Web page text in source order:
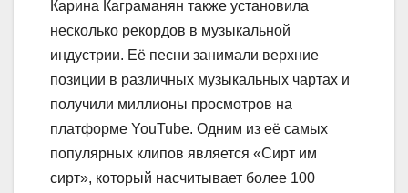
Карина Каграманян также установила
несколько рекордов в музыкальной
индустрии. Её песни занимали верхние
позиции в различных музыкальных чартах и
получили миллионы просмотров на
платформе YouTube. Одним из её самых
популярных клипов является «Сирт им
сирт», который насчитывает более 100